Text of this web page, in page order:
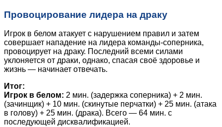
Провоцирование лидера на драку
Игрок в белом атакует с нарушением правил и затем
совершает нападение на лидера команды-соперника,
провоцирует на драку. Последний всеми силами
уклоняется от драки, однако, спасая своё здоровье и
жизнь — начинает отвечать.
Итог:
Игрок в белом: 2 мин. (задержка соперника) + 2 мин.
(зачинщик) + 10 мин. (скинутые перчатки) + 25 мин. (атака
в голову) + 25 мин. (драка). Всего — 64 мин. с
последующей дисквалификацией.